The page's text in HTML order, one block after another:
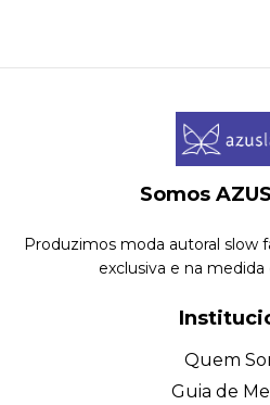
Somos
Produzimos moda autoral slow
exclusiva e na medida
Quem
Guia de